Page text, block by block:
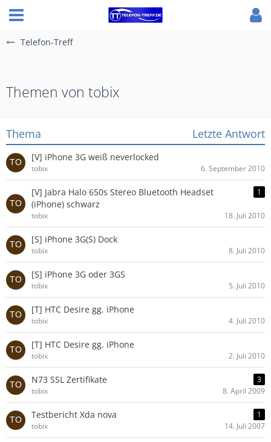
Telefon-Treff
Themen von tobix
Thema Letzte Antwort
[V] iPhone 3G weiß neverlocked
tobix 6. September 2010
[V] Jabra Halo 650s Stereo Bluetooth Headset
(iPhone) schwarz
1
tobix 18. Juli 2010
[S] iPhone 3G(S) Dock
tobix 8. Juli 2010
[S] iPhone 3G oder 3GS
tobix 5. Juli 2010
[T] HTC Desire gg. iPhone
tobix 4. Juli 2010
[T] HTC Desire gg. iPhone
tobix 2. Juli 2010
N73 SSL Zertifikate
3
tobix
8. April 2009
Testbericht Xda nova
1
tobix
14. Juli 2007